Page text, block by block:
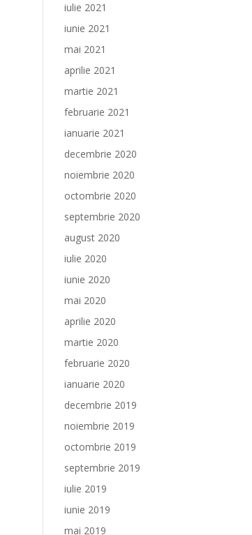
iulie 2021
iunie 2021
mai 2021
aprilie 2021
martie 2021
februarie 2021
ianuarie 2021
decembrie 2020
noiembrie 2020
octombrie 2020
septembrie 2020
august 2020
iulie 2020
iunie 2020
mai 2020
aprilie 2020
martie 2020
februarie 2020
ianuarie 2020
decembrie 2019
noiembrie 2019
octombrie 2019
septembrie 2019
iulie 2019
iunie 2019
mai 2019